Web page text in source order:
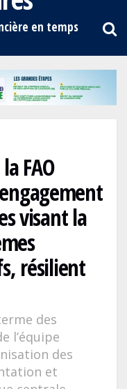
FAO
visant la
résilient
des
l’équipe
des
et